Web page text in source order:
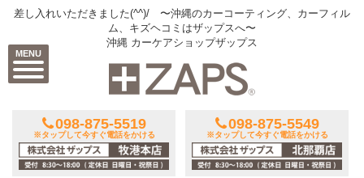
MENU
差し入れいただきました(^^)/ 〜沖縄のカーコーティング、カーフィル
ム、キズヘコミはザップスへ〜
沖縄 カーケアショップザップス
098-875-5519
※タップして今すぐ電話をかける
098-875-5549
※タップして今すぐ電話をかける